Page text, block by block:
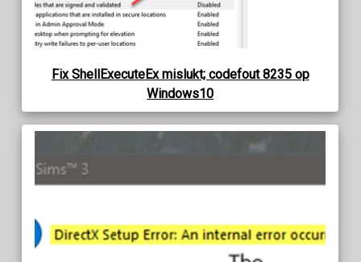
Fix ShellExecuteEx mislukt; codefout 8235 op
Windows10